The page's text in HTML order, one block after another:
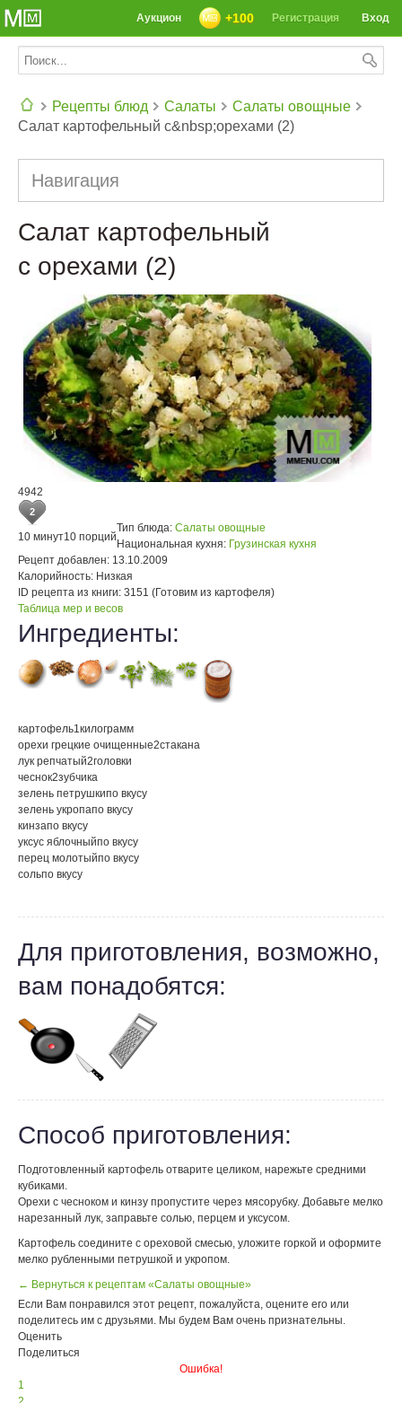
Вход
Регистрация
+100
Аукцион
Рецепты блюд Салаты
Салаты овощные
Салат картофельный с&nbsp;орехами (2)
Навигация
Салат картофельный
с орехами (2)
4942
2
10 минут10 порций
Тип блюда: Салаты овощные
Национальная кухня: Грузинская кухня
Рецепт добавлен: 13.10.2009
Калорийность: Низкая
ID рецепта из книги: 3151 (Готовим из картофеля)
Таблица мер и весов
Ингредиенты:
картофель1килограмм
орехи грецкие очищенные2стакана
лук репчатый2головки
чеснок2зубчика
зелень петрушкипо вкусу
зелень укропапо вкусу
кинзапо вкусу
уксус яблочныйпо вкусу
перец молотыйпо вкусу
сольпо вкусу
Для приготовления, возможно,
вам понадобятся:
Способ приготовления:
Подготовленный картофель отварите целиком, нарежьте средними
кубиками.
Орехи с чесноком и кинзу пропустите через мясорубку. Добавьте мелко
нарезанный лук, заправьте солью, перцем и уксусом.
Картофель соедините с ореховой смесью, уложите горкой и оформите
мелко рубленными петрушкой и укропом.
← Вернуться к рецептам «Салаты овощные»
Если Вам понравился этот рецепт, пожалуйста, оцените его или
поделитесь им с друзьями. Мы будем Вам очень признательны.
Оценить
Поделиться
Ошибка!
1